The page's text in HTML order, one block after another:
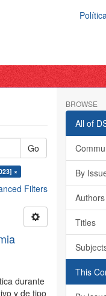
Go
×
Filters
durante
y de tipo
BROWSE
All of
By
Authors
Titles
This